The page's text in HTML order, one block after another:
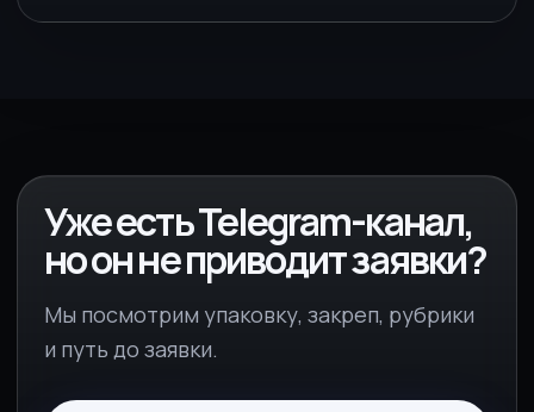
Уже есть Telegram-канал,
но он не приводит заявки?
Мы посмотрим упаковку, закреп, рубрики
и путь до заявки.